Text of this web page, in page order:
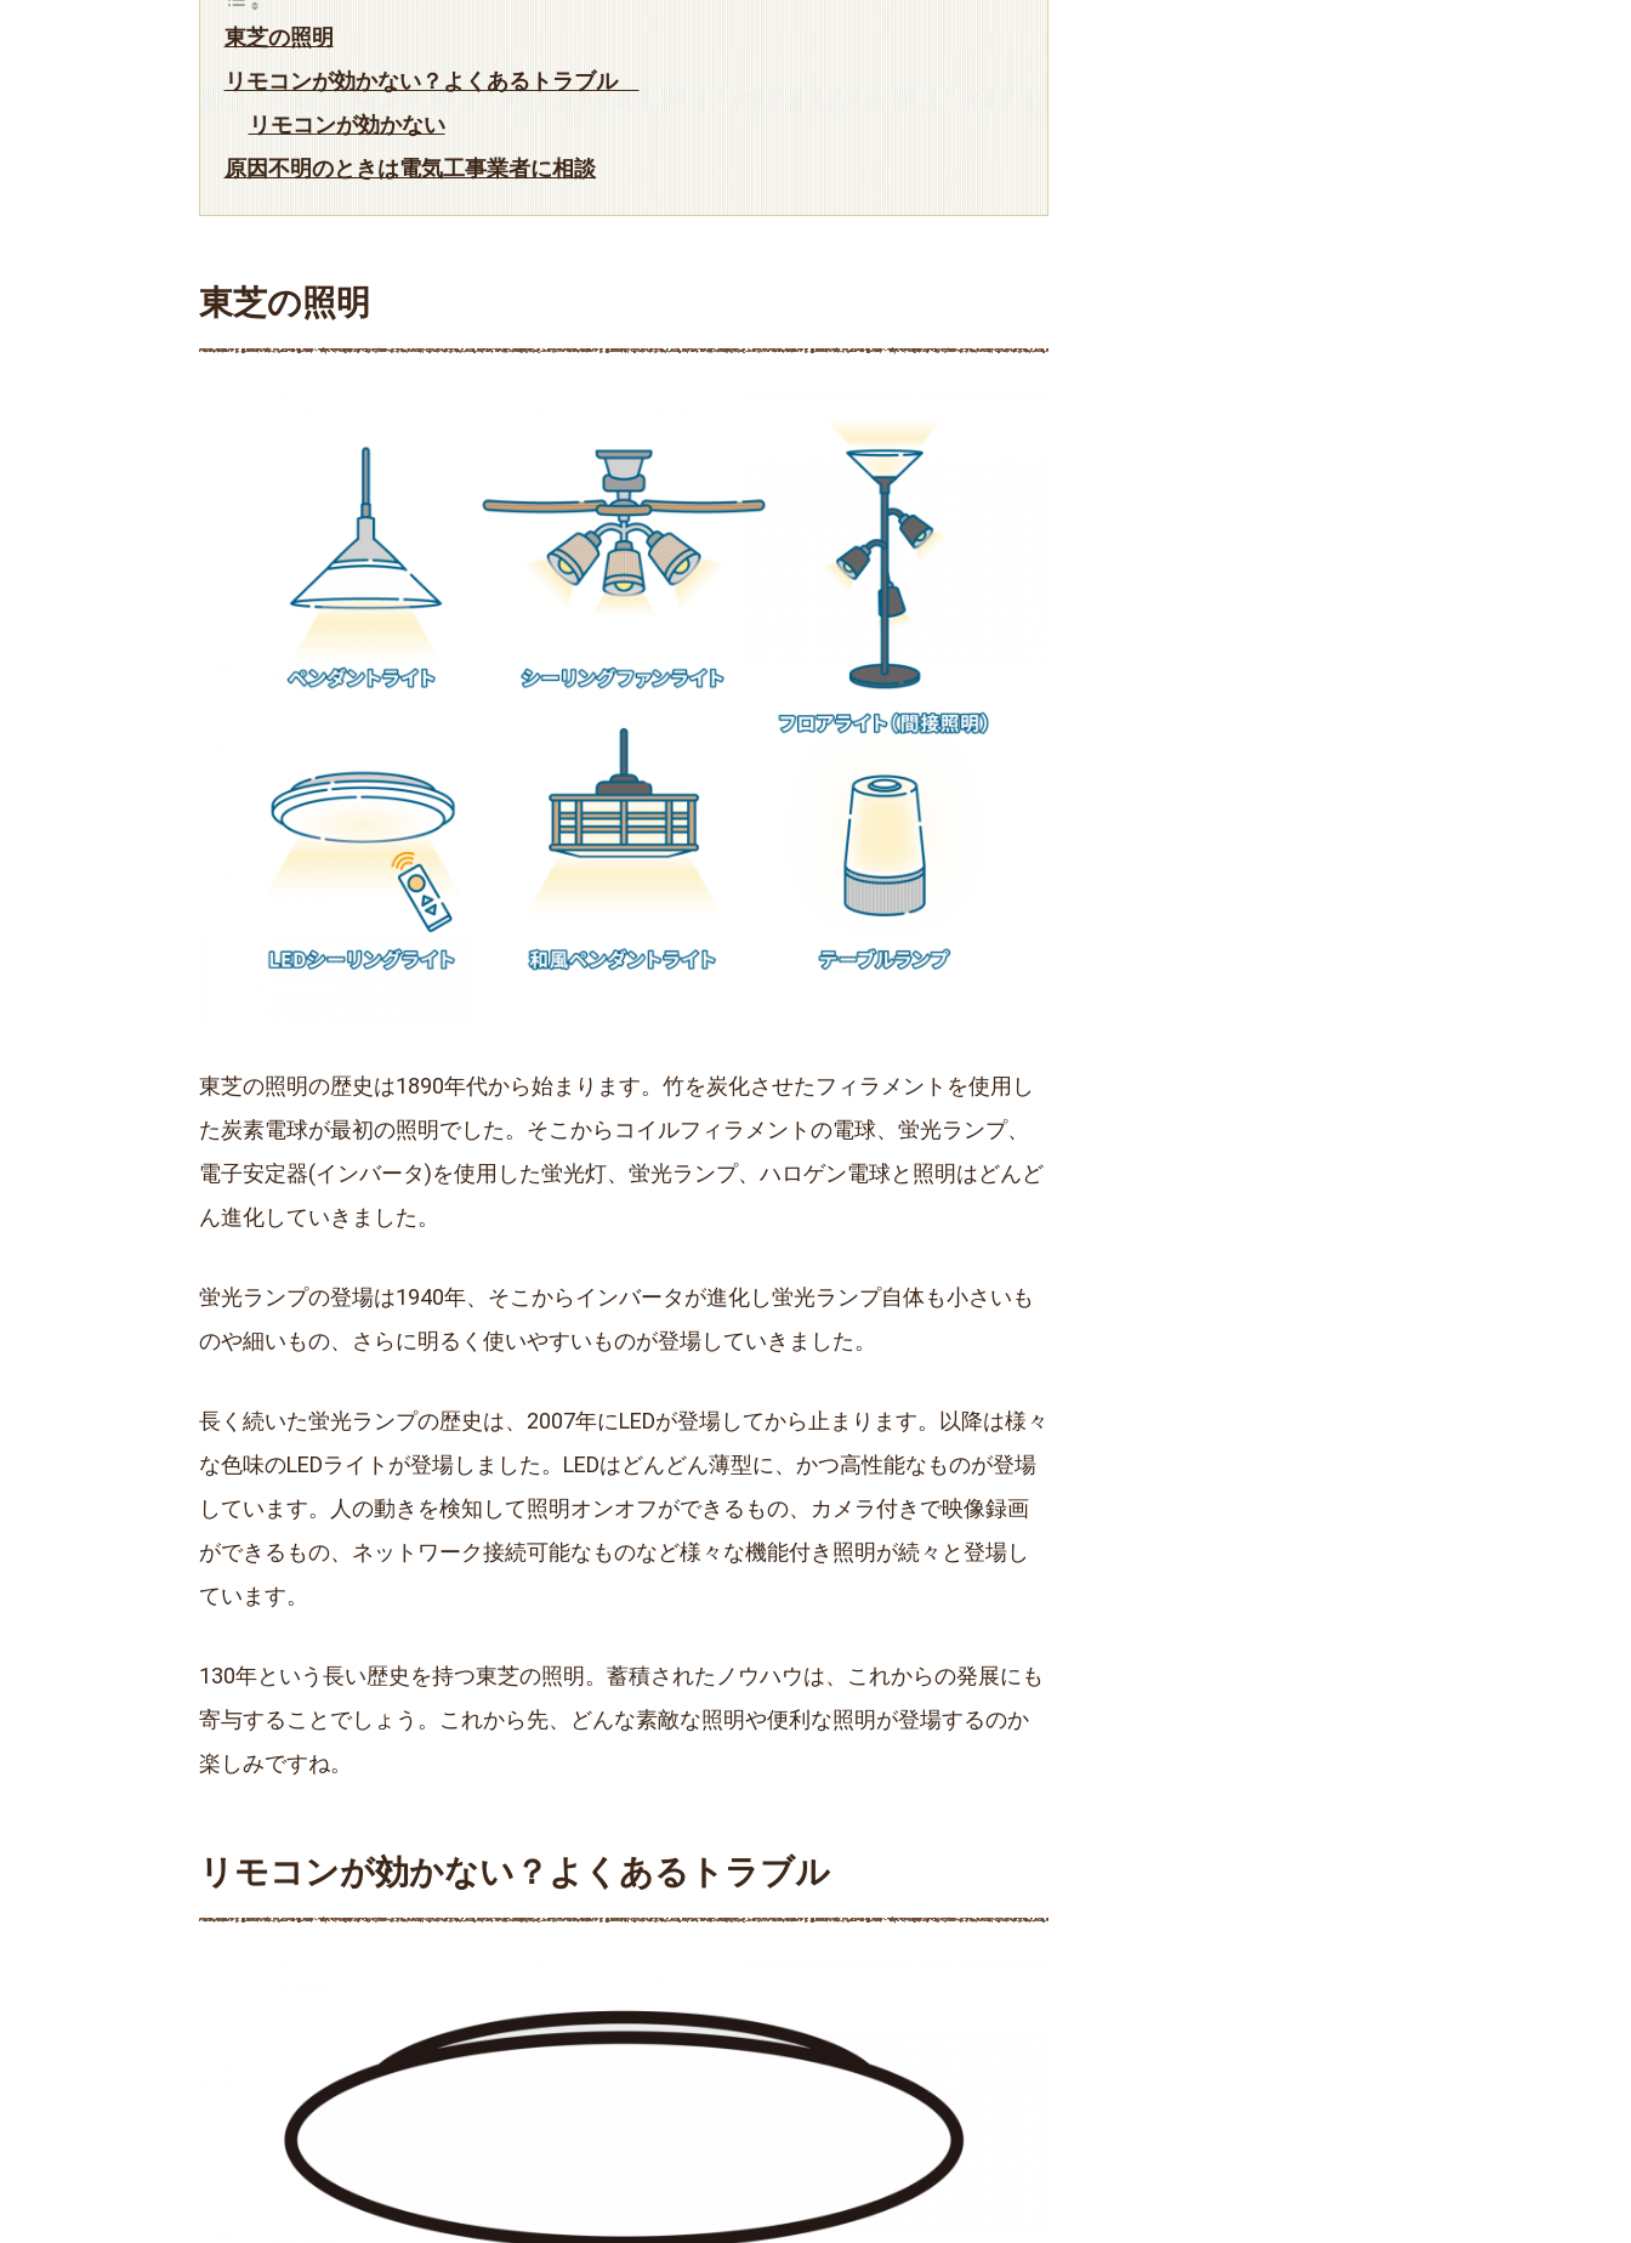
東芝の照明
リモコンが効かない？よくあるトラブル
リモコンが効かない
原因不明のときは電気工事業者に相談
東芝の照明
東芝の照明の歴史は1890年代から始まります。竹を炭化させたフィラメントを使用し
た炭素電球が最初の照明でした。そこからコイルフィラメントの電球、蛍光ランプ、
電子安定器(インバータ)を使用した蛍光灯、蛍光ランプ、ハロゲン電球と照明はどんど
ん進化していきました。
蛍光ランプの登場は1940年、そこからインバータが進化し蛍光ランプ自体も小さいも
のや細いもの、さらに明るく使いやすいものが登場していきました。
長く続いた蛍光ランプの歴史は、2007年にLEDが登場してから止まります。以降は様々
な色味のLEDライトが登場しました。LEDはどんどん薄型に、かつ高性能なものが登場
しています。人の動きを検知して照明オンオフができるもの、カメラ付きで映像録画
ができるもの、ネットワーク接続可能なものなど様々な機能付き照明が続々と登場し
ています。
130年という長い歴史を持つ東芝の照明。蓄積されたノウハウは、これからの発展にも
寄与することでしょう。これから先、どんな素敵な照明や便利な照明が登場するのか
楽しみですね。
リモコンが効かない？よくあるトラブル